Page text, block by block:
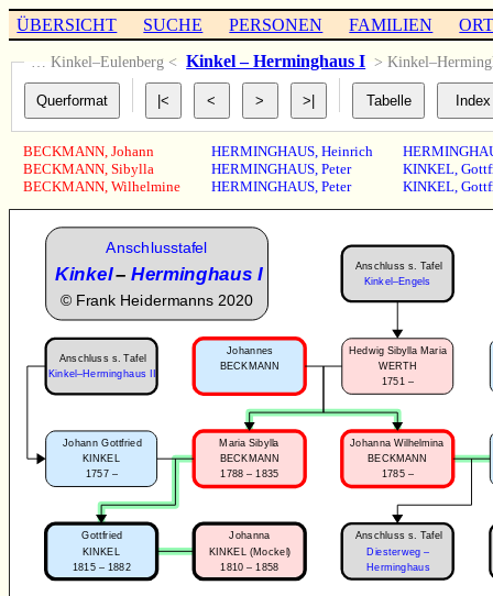
ÜBERSICHT SUCHE PERSONEN FAMILIEN
… Kinkel–Eulenberg < Kinkel – Herminghaus I >
BECKMANN,Johann
BECKMANN,Sibylla
BECKMANN,Wilhelmine
HERMINGHAUS, Heinrich
HERMINGHAUS, Peter
HERMINGHAUS, Peter
KINKEL,
KINKEL,
Anschluss s. Tafel
Kinkel–Engels
Johann Gottfried
KINKEL
1757 –
Maria Sibylla
BECKMANN
1788 – 1835
Gottfried
KINKEL
1815 – 1882
Johanna
KINKEL (Mockel)
1810 – 1858
Johannes
BECKMANN
Hedwig Sibylla Maria
WERTH
1751 –
Anschluss s. Tafel
Kinkel–Herminghaus II
Anschlusstafel
Kinkel–Herminghaus I
© Frank Heidermanns 2020
Johanna Wilhelmina
BECKMANN
1785 –
Anschluss s. Tafel
Diesterweg –
Herminghaus